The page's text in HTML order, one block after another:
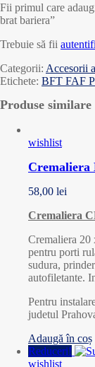
Fii primul care
brat bariera”
Trebuie să fii
Categorii: Accesorii
Etichete: BFT FAF
Produse similare
wishlist
Cremaliera
58,00 lei
Cremaliera
Cremaliera 20
pentru porti
sudura,
autofiletante.
Pentru
judetul
Adaugă în coș
Reduceri!
wishlist